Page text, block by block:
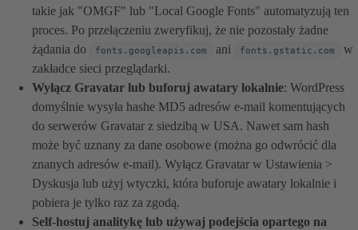
takie jak "OMGF" lub "Local Google Fonts" automatyzują ten
proces. Po przełączeniu zweryfikuj, że nie pozostały żadne
żądania do
fonts.googleapis.com ani fonts.gstatic.com
w
zakładce sieci przeglądarki.
Wyłącz Gravatar lub buforuj awatary lokalnie: WordPress
domyślnie wysyła hashe MD5 adresów e-mail komentujących
do serwerów Gravatar z siedzibą w USA. Nawet sam hash
może być uznany za dane osobowe (można go odwrócić dla
znanych adresów e-mail). Wyłącz Gravatar w Ustawienia >
Dyskusja lub użyj wtyczki, która buforuje awatary lokalnie i
pobiera je tylko raz za zgodą.
Self-hostuj analitykę lub używaj podejścia opartego na